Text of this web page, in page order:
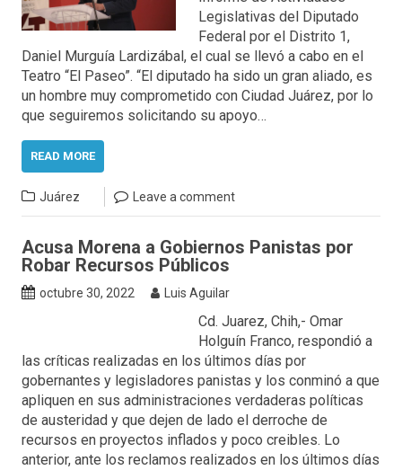
Legislativas del Diputado
Federal por el Distrito 1,
Daniel Murguía Lardizábal, el cual se llevó a cabo en el
Teatro “El Paseo”. “El diputado ha sido un gran aliado, es
un hombre muy comprometido con Ciudad Juárez, por lo
que seguiremos solicitando su apoyo…
READ MORE
Juárez Leave a comment
Acusa Morena a Gobiernos Panistas por
Robar Recursos Públicos
octubre 30, 2022 Luis Aguilar
Cd. Juarez, Chih,- Omar
Holguín Franco, respondió a
las críticas realizadas en los últimos días por
gobernantes y legisladores panistas y los conminó a que
apliquen en sus administraciones verdaderas políticas
de austeridad y que dejen de lado el derroche de
recursos en proyectos inflados y poco creibles. Lo
anterior, ante los reclamos realizados en los últimos días